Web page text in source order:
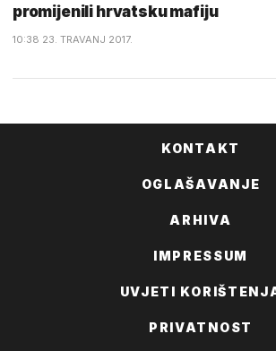
promijenili hrvatsku mafiju
10:38 23. TRAVANJ 2017.
KONTAKT
OGLAŠAVANJE
ARHIVA
IMPRESSUM
UVJETI
PRIVATNOST